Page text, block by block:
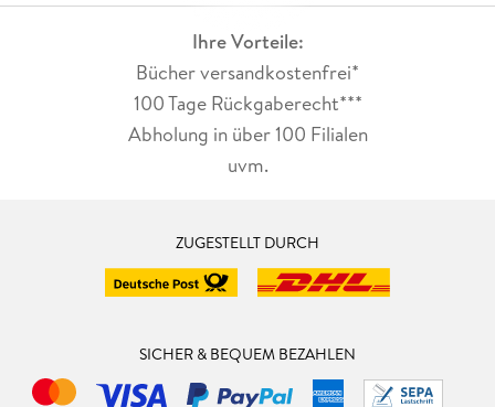
Ihre Vorteile:
Bücher versandkostenfrei*
100 Tage Rückgaberecht***
Abholung in über 100 Filialen
uvm.
ZUGESTELLT DURCH
SICHER & BEQUEM BEZAHLEN